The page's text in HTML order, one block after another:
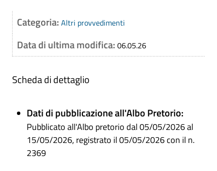
Categoria: Altri provvedimenti
Data di ultima modifica: 06.05.26
Scheda di dettaglio
Dati di pubblicazione all'Albo Pretorio:
Pubblicato all'Albo pretorio dal 05/05/2026 al
15/05/2026, registrato il 05/05/2026 con il n.
2369